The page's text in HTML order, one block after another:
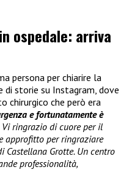
ospedale: arriva
persona per chiarire la
di storie su Instagram, dove
chirurgico che però era
e fortunatamente è
ringrazio di cuore per il
approfitto per ringraziare
Castellana Grotte. Un centro
professionalità,